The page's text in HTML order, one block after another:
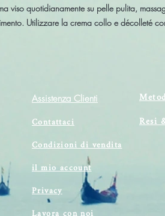
viso quotidianamente su pelle pulita,
Utilizzare la crema collo e décolleté
Assistenza Clienti
Contattaci
Condizioni di vendita
il mio account
Privacy
Resi